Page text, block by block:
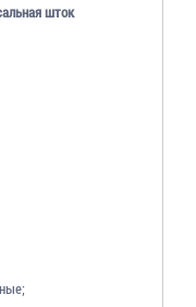
шток